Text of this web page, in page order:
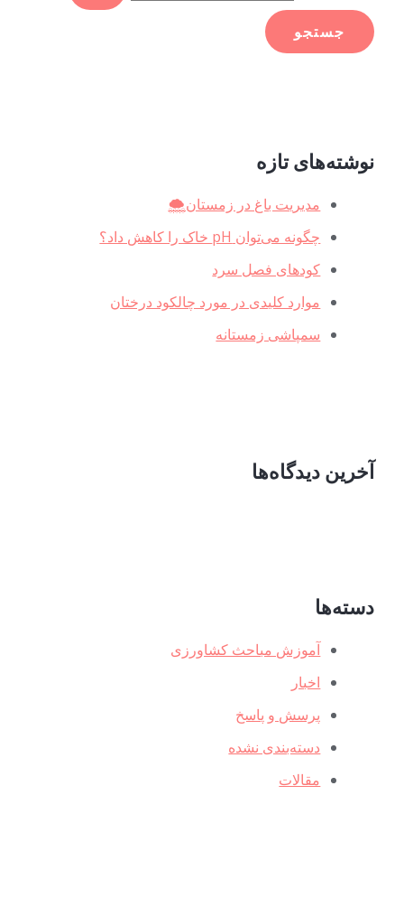
نوشته‌های تازه
⁩مدیریت باغ در زمستان🌨
چگونه می‌توان pH خاک را کاهش داد؟
کودهای فصل سرد
موارد کلیدی در مورد چالکود درختان
سمپاشی زمستانه
آخرین دیدگاه‌ها
دسته‌ها
آموزش مباحث کشاورزی
اخبار
پرسش و پاسخ
دسته‌بندی نشده
مقالات